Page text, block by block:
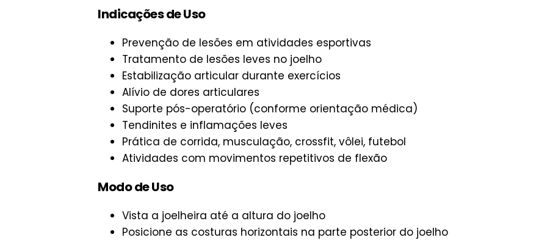
Indicações de Uso
Prevenção de lesões em atividades esportivas
Tratamento de lesões leves no joelho
Estabilização articular durante exercícios
Alívio de dores articulares
Suporte pós-operatório (conforme orientação médica)
Tendinites e inflamações leves
Prática de corrida, musculação, crossfit, vôlei, futebol
Atividades com movimentos repetitivos de flexão
Modo de Uso
Vista a joelheira até a altura do joelho
Posicione as costuras horizontais na parte posterior do joelho